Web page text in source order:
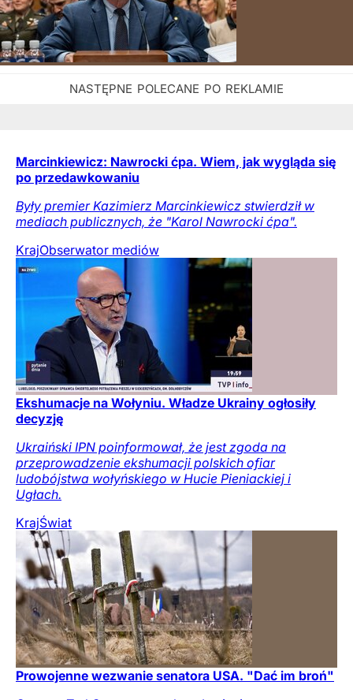
Marcinkiewicz: Nawrocki ćpa. Wiem, jak wygląda się
po przedawkowaniu
Były premier Kazimierz Marcinkiewicz stwierdził w
mediach publicznych, że "Karol Nawrocki ćpa".
KrajObserwator mediów
Ekshumacje na Wołyniu. Władze Ukrainy ogłosiły
decyzję
Ukraiński IPN poinformował, że jest zgoda na
przeprowadzenie ekshumacji polskich ofiar
ludobójstwa wołyńskiego w Hucie Pieniackiej i
Ugłach.
KrajŚwiat
Prowojenne wezwanie senatora USA. "Dać im broń"